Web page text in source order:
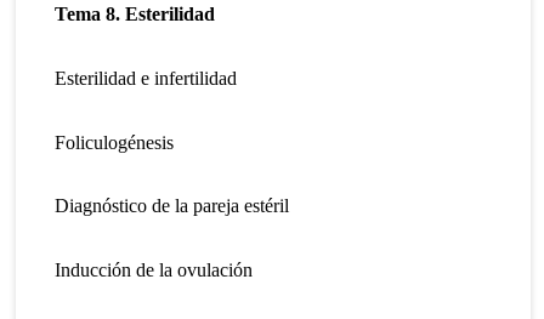
Tema 8. Esterilidad
Esterilidad e infertilidad
Foliculogénesis
Diagnóstico de la pareja estéril
Inducción de la ovulación